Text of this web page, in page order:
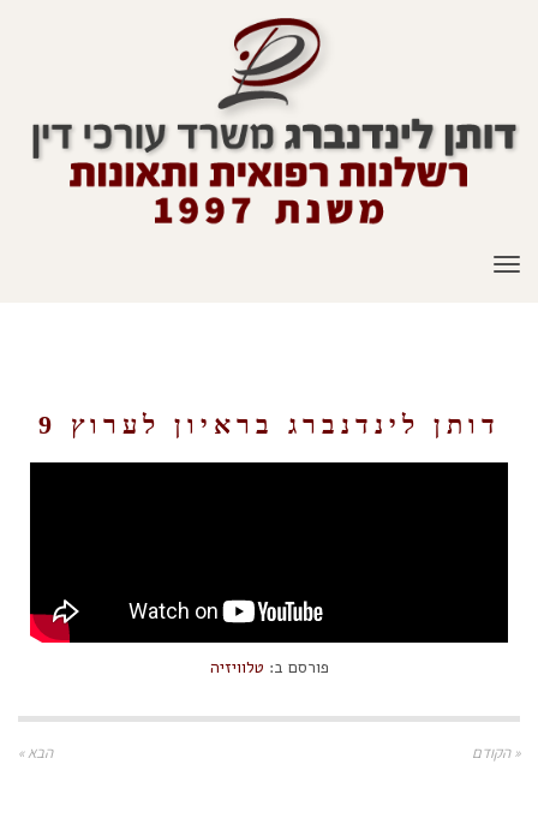
תפריט
דותן לינדנברג בראיון לערוץ 9
פורסם ב: טלוויזיה
« הקודם הבא »